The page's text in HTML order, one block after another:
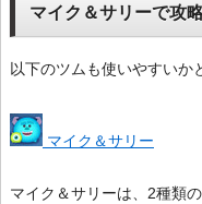
マイク＆サリーで攻
以下のツムも使いやすいか
マイク＆サリー
マイク＆サリーは、2種類